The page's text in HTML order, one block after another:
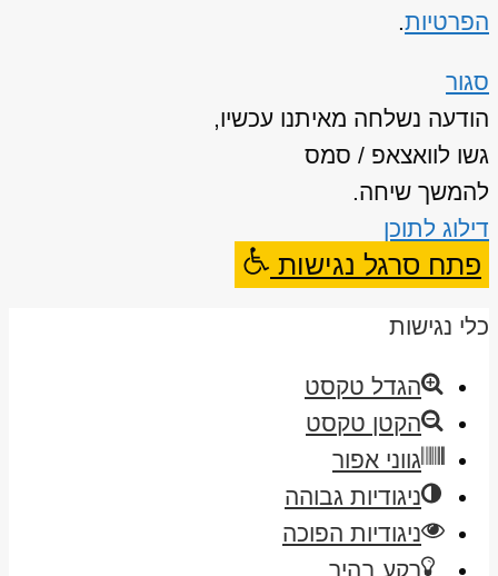
הפרטיות.
סגור
הודעה נשלחה מאיתנו עכשיו,
גשו לוואצאפ / סמס
להמשך שיחה.
דילוג לתוכן
פתח סרגל נגישות
כלי נגישות
הגדל טקסט
הקטן טקסט
גווני אפור
ניגודיות גבוהה
ניגודיות הפוכה
רקע בהיר